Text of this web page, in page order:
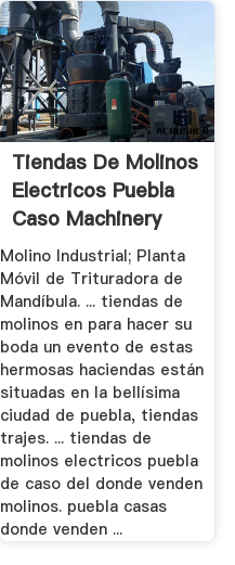
Tiendas De Molinos
Electricos Puebla
Caso Machinery
Molino Industrial; Planta
Móvil de Trituradora de
Mandíbula. ... tiendas de
molinos en para hacer su
boda un evento de estas
hermosas haciendas están
situadas en la bellísima
ciudad de puebla, tiendas
trajes. ... tiendas de
molinos electricos puebla
de caso del donde venden
molinos. puebla casas
donde venden ...